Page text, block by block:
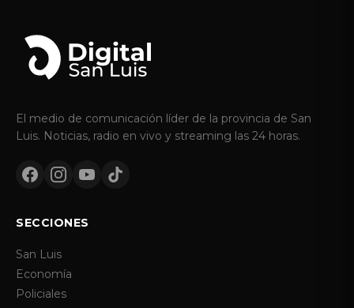
El medio de comunicación líder de la provincia de San
Luis. Noticias, radio en vivo y streaming las 24 horas.
SECCIONES
San Luis
Economía
Policiales